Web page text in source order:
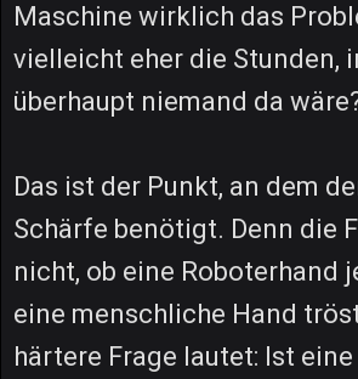
Maschine wirklich das
vielleicht eher die Stunden,
überhaupt niemand da
Das ist der Punkt, an dem
Schärfe benötigt. Denn die
nicht, ob eine Roboterhand
eine menschliche Hand
härtere Frage lautet: Ist